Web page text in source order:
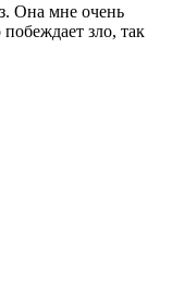
Она мне очень
зло, так